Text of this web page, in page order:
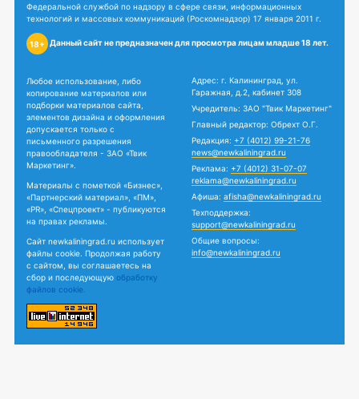
Федеральной службой по надзору в сфере связи, информационных
технологий и массовых коммуникаций (Роскомнадзор) 17 января 2011 г.
18+ Данный сайт не предназначен для просмотра лицам младше 18 лет.
Любое использование, либо
копирование материалов или
подборки материалов сайта,
элементов дизайна и оформления
допускается только с
письменного разрешения
правообладателя - ЗАО «Твик
Маркетинг».
Материалы с пометкой «Бизнес»,
«Партнерский материал», «ПМ»,
«PR», «Спецпроект» - публикуются
на правах рекламы.
Сайт newkaliningrad.ru использует
файлы cookie. Продолжая работу
с сайтом, вы соглашаетесь на
сбор и последующую обработку
файлов cookie.
Адрес: г. Калининград, ул.
Гаражная, д.2, кабинет 308
Учредитель: ЗАО "Твик Маркетинг"
Главный редактор: Обрехт О.Г.
Редакция: +7 (4012) 99-21-76
news@newkaliningrad.ru
Реклама: +7 (4012) 31-07-07
reklama@newkaliningrad.ru
Афиша: afisha@newkaliningrad.ru
Техподдержка:
support@newkaliningrad.ru
Общие вопросы:
info@newkaliningrad.ru